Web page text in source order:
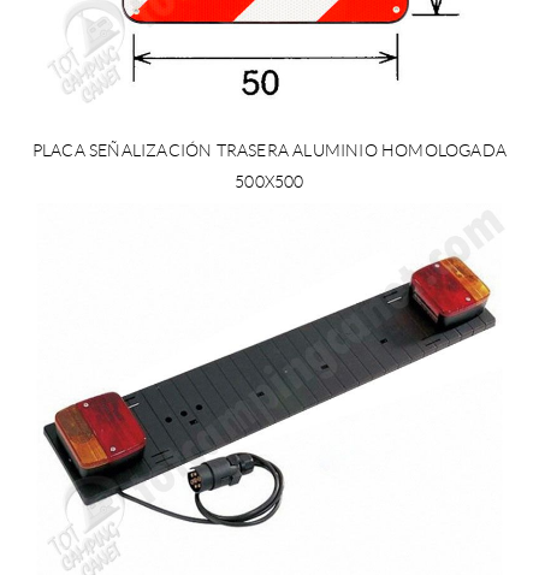
PLACA SEÑALIZACIÓN TRASERA ALUMINIO HOMOLOGADA
500X500